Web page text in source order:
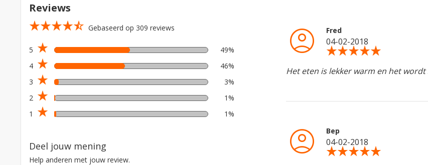
Reviews
star_ratestar_ratestar_ratestar_ratestar_rate_half Gebaseerd op 309 reviews
5 star_rate
49%
4 star_rate
46%
3 star_rate
3%
2 star_rate
1%
1
star_rate 1%
Deel jouw mening
Help anderen met jouw review.
account_circle Fred
04-02-2018
star_ratestar_ratestar_ratestar_ratestar_rate
Het eten is lekker warm en het wordt
account_circle Bep
04-02-2018
star_ratestar_ratestar_ratestar_ratestar_rate